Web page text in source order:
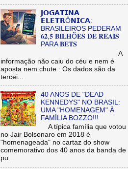
𝗝𝗢𝗚𝗔𝗧𝗜𝗡𝗔
𝗘𝗟𝗘𝗧𝗥Ô𝗡𝗜𝗖𝗔:
BRASILEIROS PEDERAM
𝟔𝟐,𝟓 𝐁𝐈𝐋𝐇Õ𝐄𝐒 𝐃𝐄 𝐑𝐄𝐀𝐈𝐒
PARA 𝐁𝐄𝐓𝐒
A
informação não caiu do céu e nem é
aposta nem chute : Os dados são da
tercei...
40 ANOS DE "DEAD
KENNEDYS" NO BRASIL:
UMA "HOMENAGEM" À
FAMÍLIA BOZZO!!!
A típica família que votou
no Jair Bolsonaro em 2018 é
"homenageada" no cartaz do show
comemorativo dos 40 anos da banda de
pu...